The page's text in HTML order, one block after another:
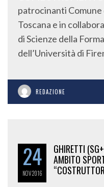
Toscana e in
di Scienze della
dell’Università di
24
NOV 2016
AMBITO